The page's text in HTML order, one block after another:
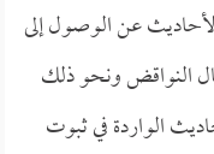
عن الوصول إلى
النواقض ونحو ذلك
الواردة في ثبوت